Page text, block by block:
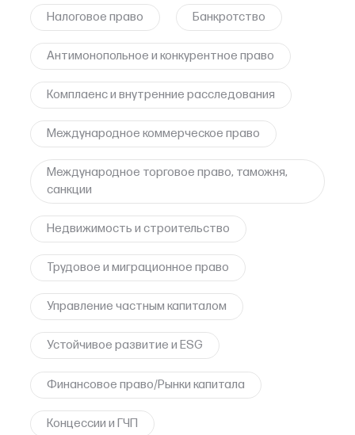
Налоговое право Банкротство
Антимонопольное и конкурентное право
Комплаенс и внутренние расследования
Международное коммерческое право
Международное торговое право, таможня,
санкции
Недвижимость и строительство
Трудовое и миграционное право
Управление частным капиталом
Устойчивое развитие и ESG
Финансовое право/Рынки капитала
Концессии и ГЧП